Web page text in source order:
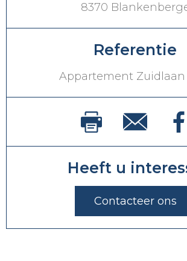
8370
Referentie
Appartement Zuidlaan
Heeft u
Contacteer ons